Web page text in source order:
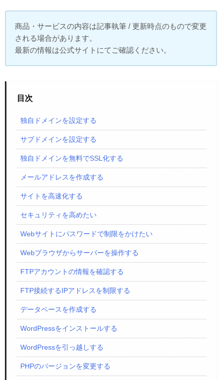
商品・サービスの内容は記事執筆 / 更新時点のもので変更
される場合があります。
最新の情報は公式サイトにてご確認ください。
目次
独自ドメインを設定する
サブドメインを設定する
独自ドメインを無料でSSL化する
メールアドレスを作成する
サイトを高速化する
セキュリティを高めたい
Webサイトにパスワードで制限をかけたい
Webブラウザからサーバーを操作する
FTPアカウントの情報を確認する
FTP接続するIPアドレスを制限する
データベースを作成する
WordPressをインストールする
WordPressを引っ越しする
PHPのバージョンを変更する